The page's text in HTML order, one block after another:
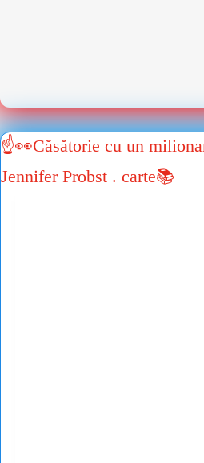
☝👀Căsătorie cu un
Jennifer Probst . carte📚